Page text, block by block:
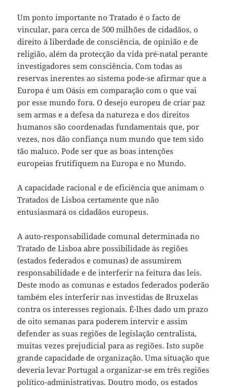
Um ponto importante no Tratado é o facto de
vincular, para cerca de 500 milhões de cidadãos, o
direito à liberdade de consciência, de opinião e de
religião, além da protecção da vida pré-natal perante
investigadores sem consciência. Com todas as
reservas inerentes ao sistema pode-se afirmar que a
Europa é um Oásis em comparação com o que vai
por esse mundo fora. O desejo europeu de criar paz
sem armas e a defesa da natureza e dos direitos
humanos são coordenadas fundamentais que, por
vezes, nos dão confiança num mundo que tem sido
tão maluco. Pode ser que as boas intenções
europeias frutifiquem na Europa e no Mundo.
A capacidade racional e de eficiência que animam o
Tratados de Lisboa certamente que não
entusiasmará os cidadãos europeus.
A auto-responsabilidade comunal determinada no
Tratado de Lisboa abre possibilidade às regiões
(estados federados e comunas) de assumirem
responsabilidade e de interferir na feitura das leis.
Deste modo as comunas e estados federados poderão
também eles interferir nas investidas de Bruxelas
contra os interesses regionais. É-lhes dado um prazo
de oito semanas para poderem intervir e assim
defender as suas regiões de legislação centralista,
muitas vezes prejudicial para as regiões. Isto supõe
grande capacidade de organização. Uma situação que
deveria levar Portugal a organizar-se em três regiões
político-administrativas. Doutro modo, os estados